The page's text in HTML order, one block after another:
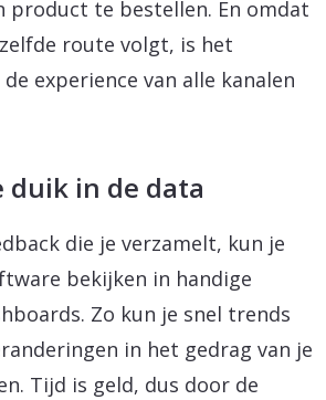
product te bestellen. En omdat
route volgt, is het
experience van alle kanalen
duik in de data
die je verzamelt, kun je
bekijken in handige
Zo kun je snel trends
in het gedrag van je
Tijd is geld, dus door de